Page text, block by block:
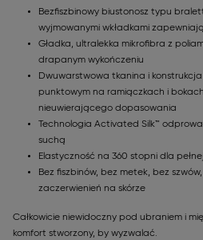
Bezfiszbinowy biustonosz typu
wyjmowanymi wkładkami
Gładka, ultralekka mikrofibra z
drapanym wykończeniu
Dwuwarstwowa tkanina i
punktowym na ramiączkach i
nieuwierającego dopasowania
Technologia Activated Silk™
suchą
Elastyczność na 360 stopni dla
Bez fiszbinów, bez metek, bez
zaczerwienień na skórze
Całkowicie niewidoczny pod ubraniem i
komfort stworzony, by wyzwalać.